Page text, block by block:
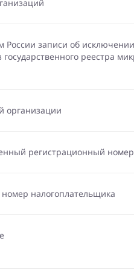
России записи об
реестра
организации
регистрационный номер
налогоплательщика